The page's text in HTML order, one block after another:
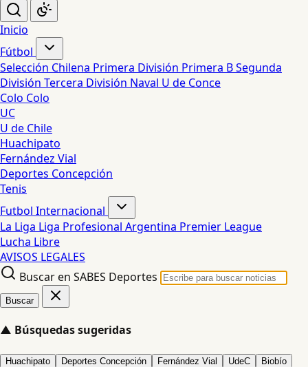
Inicio
Fútbol
Selección Chilena Primera División Primera BSegunda
División Tercera División Naval U de Conce
Colo Colo
UC
U de Chile
Huachipato
Fernández Vial
Deportes Concepción
Tenis
Futbol Internacional
La Liga Liga Profesional Argentina Premier League
Lucha Libre
AVISOS LEGALES
Buscar en SABES Deportes
Buscar
▲ Búsquedas sugeridas
Huachipato Deportes Concepción Fernández Vial UdeC Biobío